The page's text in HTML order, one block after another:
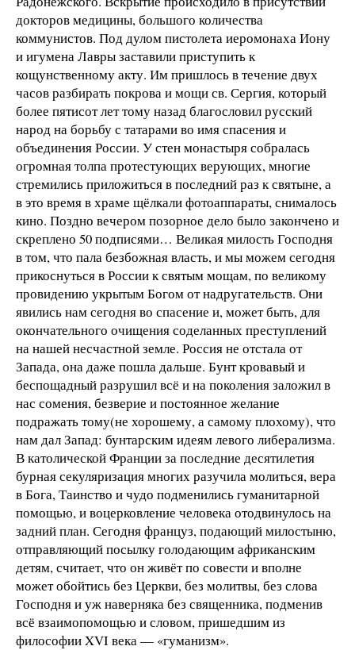
докторов медицины, большого количества
коммунистов. Под дулом пистолета иеромонаха Иону
и игумена Лавры заставили приступить к
кощунственному акту. Им пришлось в течение двух
часов разбирать покрова и мощи св. Сергия, который
более пятисот лет тому назад благословил русский
народ на борьбу с татарами во имя спасения и
объединения России. У стен монастыря собралась
огромная толпа протестующих верующих, многие
стремились приложиться в последний раз к святыне, а
в это время в храме щёлкали фотоаппараты, снималось
кино. Поздно вечером позорное дело было закончено и
скреплено 50 подписями… Великая милость Господня
в том, что пала безбожная власть, и мы можем сегодня
прикоснуться в России к святым мощам, по великому
провидению укрытым Богом от надругательств. Они
явились нам сегодня во спасение и, может быть, для
окончательного очищения соделанных преступлений
на нашей несчастной земле. Россия не отстала от
Запада, она даже пошла дальше. Бунт кровавый и
беспощадный разрушил всё и на поколения заложил в
нас сомения, безверие и постоянное желание
подражать тому(не хорошему, а самому плохому), что
нам дал Запад: бунтарским идеям левого либерализма.
В католической Франции за последние десятилетия
бурная секуляризация многих разучила молиться, вера
в Бога, Таинство и чудо подменились гуманитарной
помощью, и воцерковление человека отодвинулось на
задний план. Сегодня француз, подающий милостыню,
отправляющий посылку голодающим африканским
детям, считает, что он живёт по совести и вполне
может обойтись без Церкви, без молитвы, без слова
Господня и уж наверняка без священника, подменив
всё взаимопомощью и словом, пришедшим из
философии XVI века — «гуманизм».